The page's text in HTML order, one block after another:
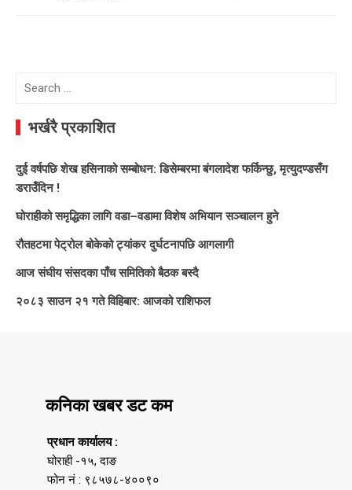
Search
भर्खरै प्रकाशित
दुई वर्षपछि शेख हसिनाको सम्बोधन: डिसेम्बरमा बंगलादेश फर्किन्छु, मृत्युदण्डसँग
डराउँदिन !
घोराहीको समृद्धिका लागि वडा–वडामा विशेष अभियान सञ्चालन हुने
रौतहटमा पेट्रोल बोकेको ट्यांकर दुर्घटनापछि आगलागी
आज संघीय संसदका पाँच समितिको बैठक बस्दै
२०८३ साउन २१ गते विहिबार: आजको राशिफल
कनिका खबर डट कम
प्रधान कार्यालय :
घोराही -१५, दाङ
फोन नं : ९८५७८-४००९०